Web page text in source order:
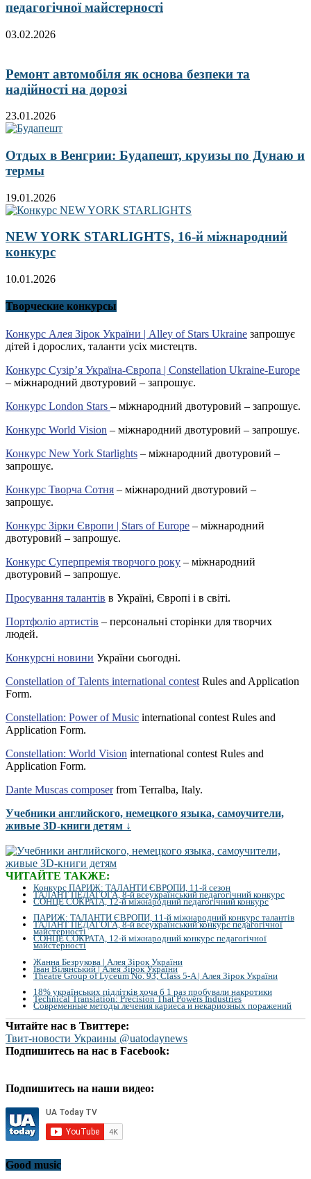
педагогічної майстерності
03.02.2026
Ремонт автомобіля як основа безпеки та
надійності на дорозі
23.01.2026
Отдых в Венгрии: Будапешт, круизы по Дунаю и
термы
19.01.2026
NEW YORK STARLIGHTS, 16-й міжнародний
конкурс
10.01.2026
Творческие конкурсы
Конкурс Алея Зірок України | Alley of Stars Ukraine запрошує
дітей і дорослих, таланти усіх мистецтв.
Конкурс Сузір’я Україна-Європа | Constellation Ukraine-Europe
– міжнародний двотуровий – запрошує.
Конкурс London Stars – міжнародний двотуровий – запрошує.
Конкурс World Vision – міжнародний двотуровий – запрошує.
Конкурс New York Starlights – міжнародний двотуровий –
запрошує.
Конкурс Творча Сотня – міжнародний двотуровий –
запрошує.
Конкурс Зірки Європи | Stars of Europe – міжнародний
двотуровий – запрошує.
Конкурс Суперпремія творчого року – міжнародний
двотуровий – запрошує.
Просування талантів в Україні, Європі і в світі.
Портфоліо артистів – персональні сторінки для творчих
людей.
Конкурсні новини України сьогодні.
Constellation of Talents international contest Rules and Application
Form.
Constellation: Power of Music international contest Rules and
Application Form.
Constellation: World Vision international contest Rules and
Application Form.
Dante Muscas composerfrom Terralba, Italy.
Учебники английского, немецкого языка, самоучители,
живые 3D-книги детям ↓
ЧИТАЙТЕ ТАКЖЕ:
Конкурс ПАРИЖ: ТАЛАНТИ ЄВРОПИ, 11-й сезон
ТАЛАНТ ПЕДАГОГА, 8-й всеукраїнський педагогічний конкурс
СОНЦЕ СОКРАТА, 12-й міжнародний педагогічний конкурс
ПАРИЖ: ТАЛАНТИ ЄВРОПИ, 11-й міжнародний конкурс талантів
ТАЛАНТ ПЕДАГОГА, 8-й всеукраїнський конкурс педагогічної
майстерності
СОНЦЕ СОКРАТА, 12-й міжнародний конкурс педагогічної
майстерності
Жанна Безрукова | Алея Зірок України
Іван Вілянський | Алея Зірок України
Theatre Group of Lyceum No. 93, Class 5-A | Алея Зірок України
18% українських підлітків хоча б 1 раз пробували накротики
Technical Translation: Precision That Powers Industries
Современные методы лечения кариеса и некариозных поражений
Читайте нас в Твиттере:
Твит-новости Украины @uatodaynews
Подпишитесь на нас в Facebook:
Подпишитесь на наши видео:
Good music